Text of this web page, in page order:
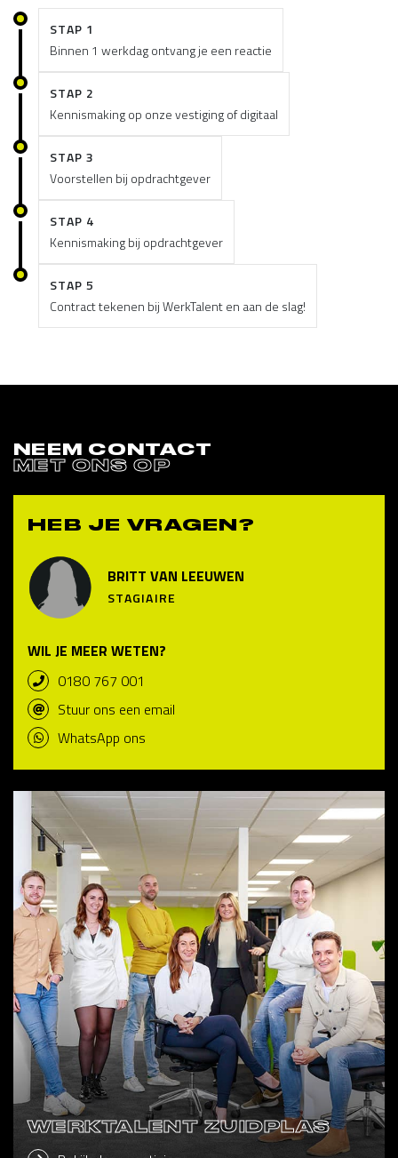
STAP 1
Binnen 1 werkdag ontvang je een reactie
STAP 2
Kennismaking op onze vestiging of digitaal
STAP 3
Voorstellen bij opdrachtgever
STAP 4
Kennismaking bij opdrachtgever
STAP 5
Contract tekenen bij WerkTalent en aan de slag!
NEEM CONTACT
MET ONS OP
HEB JE VRAGEN?
BRITT VAN LEEUWEN
STAGIAIRE
WIL JE MEER WETEN?
0180 767 001
Stuur ons een email
WhatsApp ons
WERKTALENT ZUIDPLAS